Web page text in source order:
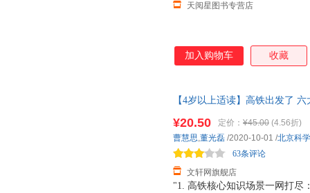
天阅星图书专营店
加入购物车 收藏
【4岁以上适读】高铁出发了
发货，85%城市次日达，团购
"1. 高铁核心知识场景一网打尽
¥20.50 定价： ¥45.00 (4.56折)
文轩网旗舰店
63条评论
曹慧思,董光磊 /2020-10-01 /北京科